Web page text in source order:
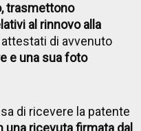
trasmettono
al rinnovo alla
di avvenuto
e una sua foto
di ricevere la patente